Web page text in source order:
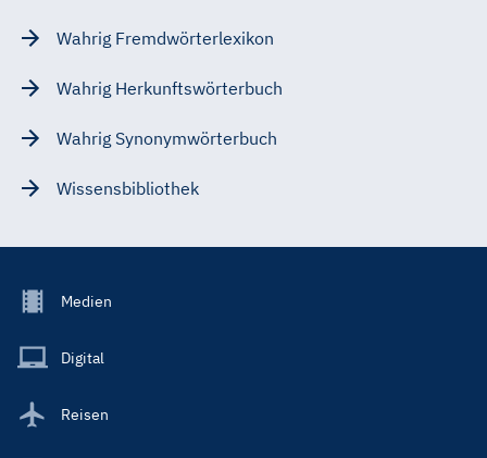
Wahrig Fremdwörterlexikon
Wahrig Herkunftswörterbuch
Wahrig Synonymwörterbuch
Wissensbibliothek
Footer
Main
Medien
Digital
Reisen